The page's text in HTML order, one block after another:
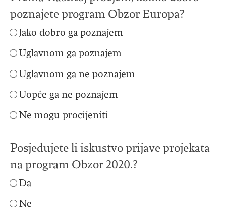
poznajete program Obzor Europa?
Jako dobro ga poznajem
Uglavnom ga poznajem
Uglavnom ga ne poznajem
Uopće ga ne poznajem
Ne mogu procijeniti
Posjedujete li iskustvo prijave projekata
na program Obzor 2020.?
Da
Ne